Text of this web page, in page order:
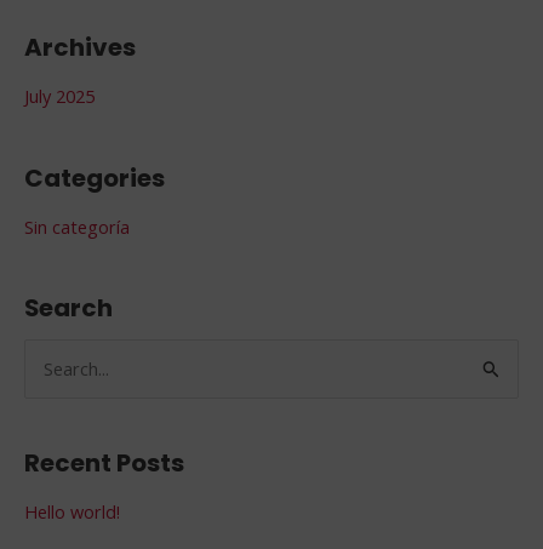
Archives
July 2025
Categories
Sin categoría
Search
r
c
Recent Posts
Hello world!